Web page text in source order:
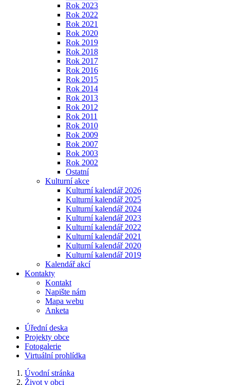
Rok 2023
Rok 2022
Rok 2021
Rok 2020
Rok 2019
Rok 2018
Rok 2017
Rok 2016
Rok 2015
Rok 2014
Rok 2013
Rok 2012
Rok 2011
Rok 2010
Rok 2009
Rok 2007
Rok 2003
Rok 2002
Ostatní
Kulturní akce
Kulturní kalendář 2026
Kulturní kalendář 2025
Kulturní kalendář 2024
Kulturní kalendář 2023
Kulturní kalendář 2022
Kulturní kalendář 2021
Kulturní kalendář 2020
Kulturní kalendář 2019
Kalendář akcí
Kontakty
Kontakt
Napište nám
Mapa webu
Anketa
Úřední deska
Projekty obce
Fotogalerie
Virtuální prohlídka
Úvodní stránka
Život v obci